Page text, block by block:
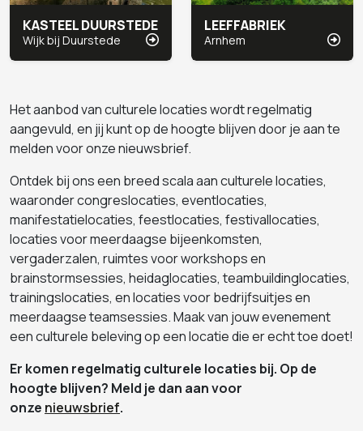
KASTEEL DUURSTEDE
Wijk bij Duurstede
LEEFFABRIEK
Arnhem
Het aanbod van culturele locaties wordt regelmatig
aangevuld, en jij kunt op de hoogte blijven door je aan te
melden voor onze nieuwsbrief.
Ontdek bij ons een breed scala aan culturele locaties,
waaronder congreslocaties, eventlocaties,
manifestatielocaties, feestlocaties, festivallocaties,
locaties voor meerdaagse bijeenkomsten,
vergaderzalen, ruimtes voor workshops en
brainstormsessies, heidaglocaties, teambuildinglocaties,
trainingslocaties, en locaties voor bedrijfsuitjes en
meerdaagse teamsessies. Maak van jouw evenement
een culturele beleving op een locatie die er echt toe doet!
Er komen regelmatig culturele locaties bij. Op de
hoogte blijven? Meld je dan aan voor
onze nieuwsbrief.